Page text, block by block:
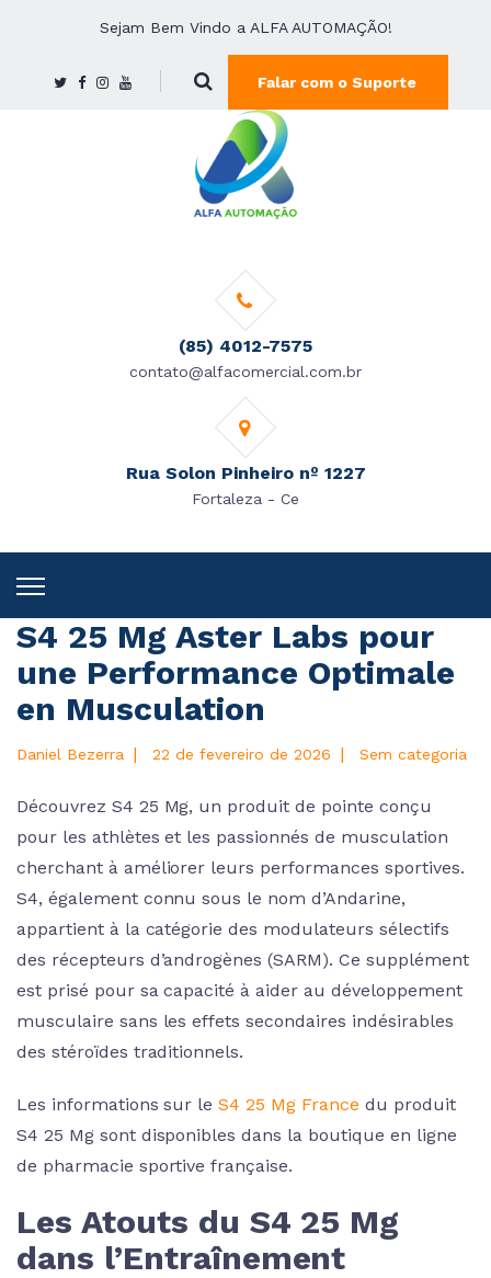
Sejam Bem Vindo a ALFA AUTOMAÇÃO!
Falar com o Suporte
(85) 4012-7575
contato@alfacomercial.com.br
Rua Solon Pinheiro nº 1227
Fortaleza - Ce
S4 25 Mg Aster Labs pour
une Performance Optimale
en Musculation
Daniel Bezerra | 22 de fevereiro de 2026 | Sem categoria
Découvrez S4 25 Mg, un produit de pointe conçu
pour les athlètes et les passionnés de musculation
cherchant à améliorer leurs performances sportives.
S4, également connu sous le nom d’Andarine,
appartient à la catégorie des modulateurs sélectifs
des récepteurs d’androgènes (SARM). Ce supplément
est prisé pour sa capacité à aider au développement
musculaire sans les effets secondaires indésirables
des stéroïdes traditionnels.
Les informations sur leS4 25 Mg France du produit
S4 25 Mg sont disponibles dans la boutique en ligne
de pharmacie sportive française.
Les Atouts du S4 25 Mg
dans l’Entraînement